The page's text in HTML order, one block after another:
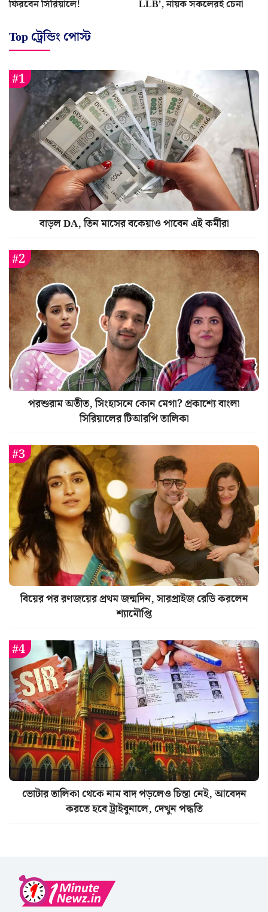
ফিরবেন সিরিয়ালে! LLB’, নায়ক সকলেরই চেনা
Top ট্রেন্ডিং পোস্ট
বাড়ল DA, তিন মাসের বকেয়াও পাবেন এই কর্মীরা
পরশুরাম অতীত, সিংহাসনে কোন মেগা? প্রকাশ্যে বাংলা
সিরিয়ালের টিআরপি তালিকা
বিয়ের পর রণজয়ের প্রথম জন্মদিন, সারপ্রাইজ রেডি করলেন
শ্যামৌপ্তি
ভোটার তালিকা থেকে নাম বাদ পড়লেও চিন্তা নেই, আবেদন
করতে হবে ট্রাইবুনালে, দেখুন পদ্ধতি